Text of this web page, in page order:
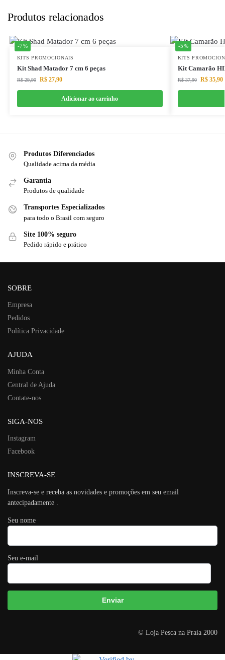
Produtos relacionados
-7%
KITS PROMOCIONAIS
Kit Shad Matador 7 cm 6 peças
R$29,90 R$27,90
Adicionar ao carrinho
-5%
KITS
Kit Camarão
R$37,90 R$35,90
Produtos Diferenciados
Qualidade acima da média
Garantia
Produtos de qualidade
Transportes Especializados
para todo o Brasil com seguro
Site 100% seguro
Pedido rápido e prático
SOBRE
Empresa
Pedidos
Política Privacidade
AJUDA
Minha Conta
Central de Ajuda
Contate-nos
SIGA-NOS
Instagram
Facebook
INSCREVA-SE
Inscreva-se e receba as novidades e promoções em seu email
antecipadamente .
Seu nome
Seu e-mail
e
© Loja Pesca na Praia 2000